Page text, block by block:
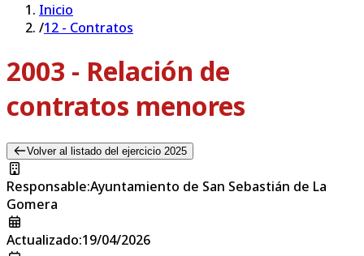
Inicio
/12 - Contratos
2003 - Relación de
contratos menores
Volver al listado del ejercicio 2025
Responsable:Ayuntamiento de San Sebastián de La
Gomera
Actualizado:19/04/2026